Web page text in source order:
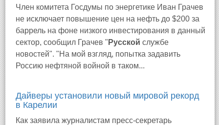
Член комитета Госдумы по энергетике Иван Грачев
не исключает повышение цен на нефть до $200 за
баррель на фоне низкого инвестирования в данный
сектор, сообщил Грачев " Русской службе
новостей". "На мой взгляд, попытка задавить
Россию нефтяной войной в таком...
Дайверы установили новый мировой рекорд
в Карелии
Как заявила журналистам пресс-секретарь